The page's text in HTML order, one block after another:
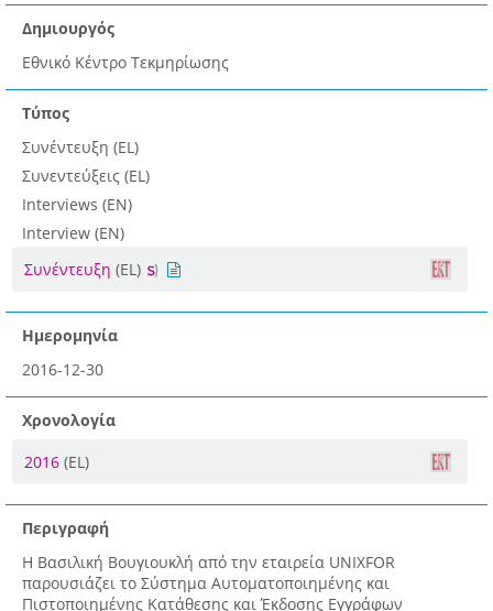
Δημιουργός
Εθνικό Κέντρο Τεκμηρίωσης
Τύπος
Συνέντευξη (EL)
Συνεντεύξεις (EL)
Interviews (EN)
Interview (EN)
Συνέντευξη (EL)
Ημερομηνία
2016-12-30
Χρονολογία
2016 (EL)
Περιγραφή
Η Βασιλική Βουγιουκλή από την εταιρεία UNIXFOR
παρουσιάζει το Σύστημα Αυτοματοποιημένης και
Πιστοποιημένης Κατάθεσης και Έκδοσης Εγγράφων